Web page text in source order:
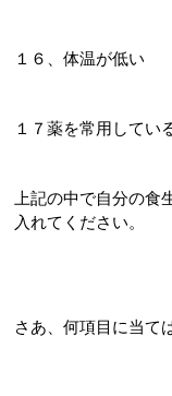
１６、体温が低い
１７薬を常用してい
上記の中で自分の
入れてください。
さあ、何項目に当て